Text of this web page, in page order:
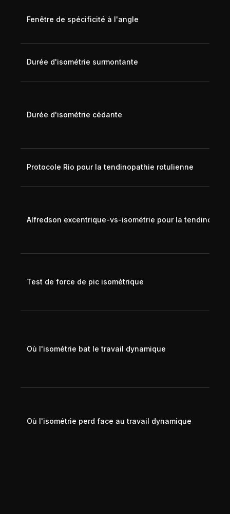
Fenêtre de spécificité à l'angle
Durée d'isométrie surmontante
Durée d'isométrie cédante
Protocole Rio pour la tendinopathie rotulienne
Alfredson excentrique-vs-isométrie pour la
Test de force de pic isométrique
Où l'isométrie bat le travail dynamique
Où l'isométrie perd face au travail dynamique